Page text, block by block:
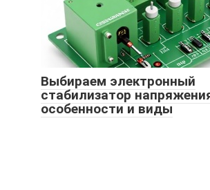
Выбираем электронный
стабилизатор
особенности и виды